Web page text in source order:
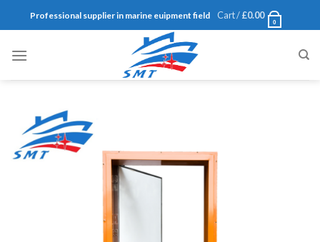
Professional supplier in marine euipment field Cart /£0.00
0